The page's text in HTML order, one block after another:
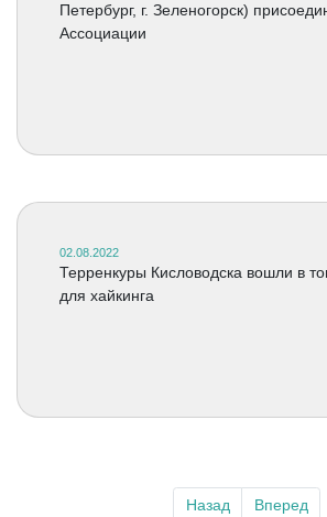
Петербург, г. Зеленогорск)
Ассоциации
02.08.2022
Терренкуры Кисловодска вошли в
для хайкинга
Назад Вперед